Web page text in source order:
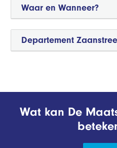
Waar en Wanneer?
Departement
Wat kan De